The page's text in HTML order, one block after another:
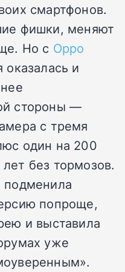
смартфонов.
фишки, меняют
Но с Oppo
оказалась и
стороны —
с тремя
один на 200
без тормозов.
попроще,
и выставила
уже